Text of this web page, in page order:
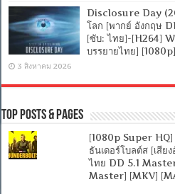
Disclosure Day
โลก [พากย์ อังกฤษ
[ซับ: ไทย]-[H264]
บรรยายไทย]
3 สิงหาคม 2026
Top Posts & Pages
[1080p Super
ธันเดอร์โบลต์ส [เสี
ไทย DD 5.1
Master] [MKV]